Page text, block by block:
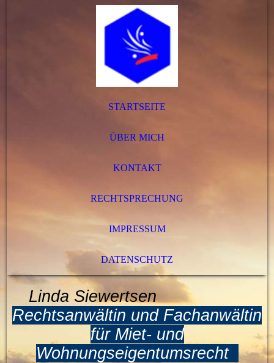
STARTSEITE
ÜBER MICH
KONTAKT
RECHTSPRECHUNG
IMPRESSUM
DATENSCHUTZ
Linda Siewertsen
Rechtsanwältin und Fachanwältin
für Miet- und
Wohnungseigentumsrecht